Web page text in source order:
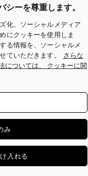
ーを尊重します。
化、ソーシャルメディア
にクッキーを使用しま
る情報を、ソーシャルメ
ていただきます。
さらな
については、 クッキーに関
み
入れる